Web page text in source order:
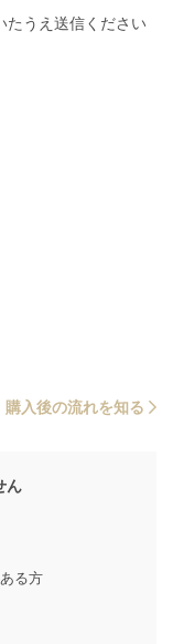
たうえ送信ください
購入後の流れを知る
ん
る方